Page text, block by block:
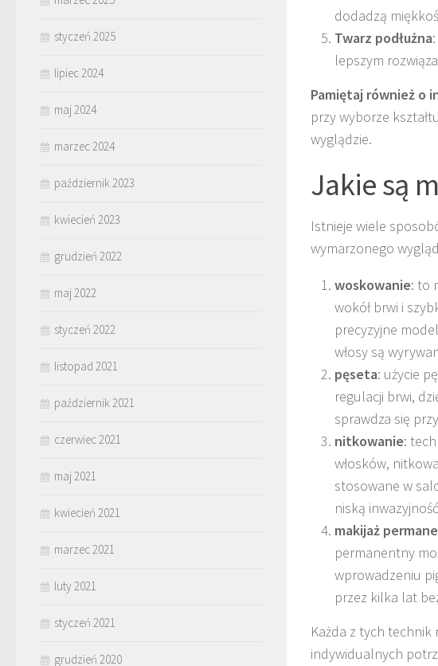
dodadzą
Twarz podłużna
lepszym
Pamiętaj również o
przy wyborze
wyglądzie.
Jakie są
Istnieje wiele
wymarzonego
woskowanie: to
wokół brwi i
precyzyjne
włosy są
pęseta: użycie
regulacji brwi,
sprawdza się
nitkowanie:
włosków,
stosowane w
niską
makijaż
permanentny
wprowadzeniu
przez kilka lat
Każda z tych
indywidualnych
styczeń 2025
lipiec 2024
maj 2024
marzec 2024
październik 2023
kwiecień 2023
grudzień 2022
maj 2022
styczeń 2022
listopad 2021
październik 2021
czerwiec 2021
maj 2021
kwiecień 2021
marzec 2021
luty 2021
styczeń 2021
grudzień 2020